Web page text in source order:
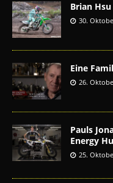
Brian
30.
Eine
26.
Pauls
Energy
25.